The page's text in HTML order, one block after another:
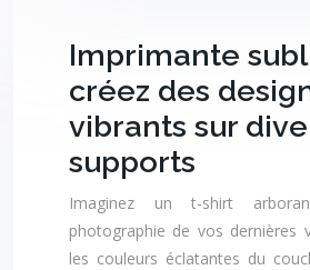
Imprimante
créez des
vibrants sur
supports
Imaginez un t-shirt
photographie de vos dernières
les couleurs éclatantes du